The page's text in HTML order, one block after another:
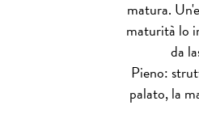
matura.
maturità lo
da
Pieno:
palato, la